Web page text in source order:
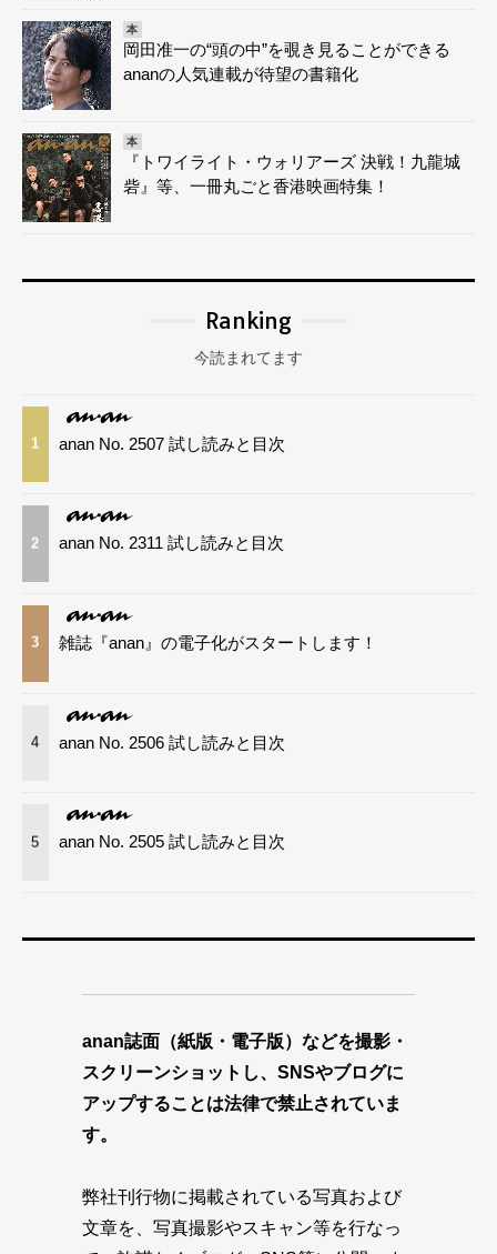
本
岡田准一の“頭の中”を覗き見ることができる
ananの人気連載が待望の書籍化
本
『トワイライト・ウォリアーズ 決戦！九龍城
砦』等、一冊丸ごと香港映画特集！
Ranking
今読まれてます
1 anan No. 2507 試し読みと目次
2 anan No. 2311 試し読みと目次
3 雑誌『anan』の電子化がスタートします！
4 anan No. 2506 試し読みと目次
5 anan No. 2505 試し読みと目次
anan誌面（紙版・電子版）などを撮影・
スクリーンショットし、SNSやブログに
アップすることは法律で禁止されていま
す。
弊社刊行物に掲載されている写真および
文章を、写真撮影やスキャン等を行なっ